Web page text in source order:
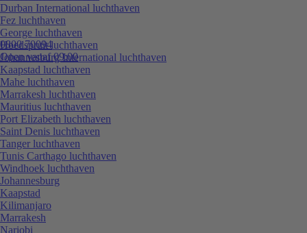
0800 70094
Open vanaf 09:00
Durban International luchthaven
Fez luchthaven
George luchthaven
Hoedspruit luchthaven
Johannesburg International luchthaven
Kaapstad luchthaven
Mahe luchthaven
Marrakesh luchthaven
Mauritius luchthaven
Port Elizabeth luchthaven
Saint Denis luchthaven
Tanger luchthaven
Tunis Carthago luchthaven
Windhoek luchthaven
Johannesburg
Kaapstad
Kilimanjaro
Marrakesh
Nariobi